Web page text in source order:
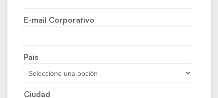
E-mail Corporativo
País
Ciudad